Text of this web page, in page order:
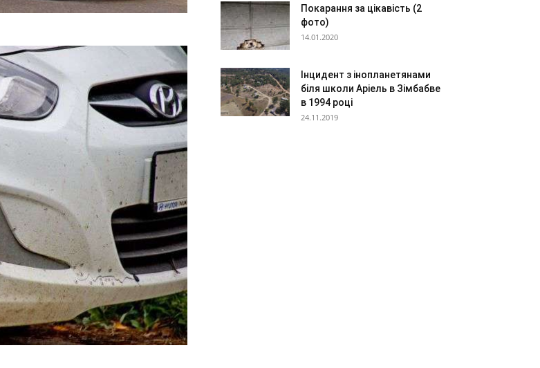
Покарання за цікавість (2
фото)
14.01.2020
Інцидент з інопланетянами
біля школи Аріель в Зімбабве
в 1994 році
24.11.2019